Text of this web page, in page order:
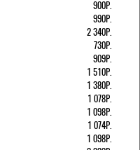
900Р.
990Р.
2 340Р.
730Р.
909Р.
1 510Р.
1 380Р.
1 078Р.
1 098Р.
1 074Р.
1 098Р.